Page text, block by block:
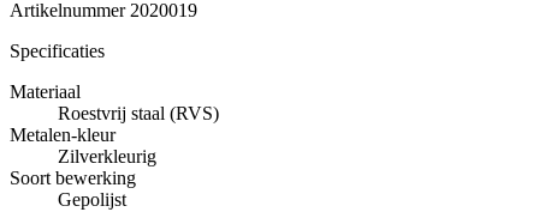
Artikelnummer2020019
Specificaties
Materiaal
Roestvrij staal (RVS)
Metalen-kleur
Zilverkleurig
Soort bewerking
Gepolijst